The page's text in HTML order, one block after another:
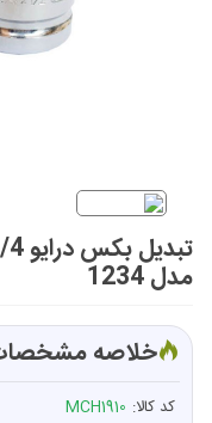
مدل 1234
خلاصه
کد کالا: MCH1910